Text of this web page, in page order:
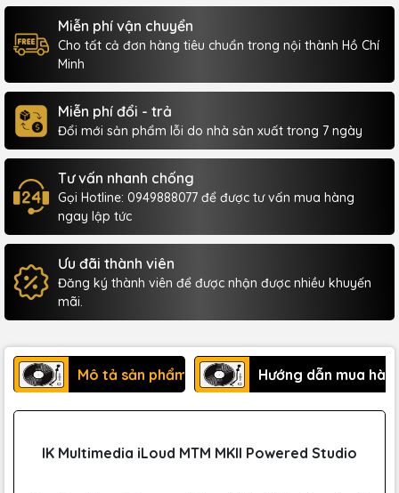
Miễn phí vận chuyển
Cho tất cả đơn hàng tiêu chuẩn trong nội thành Hồ Chí
Minh
Miễn phí đổi - trả
Đổi mới sản phẩm lỗi do nhà sản xuất trong 7 ngày
Tư vấn nhanh chống
Gọi Hotline: 0949888077 để được tư vấn mua hàng
ngay lập tức
Ưu đãi thành viên
Đăng ký thành viên để được nhận được nhiều khuyến
mãi.
Mô tả sản phẩm Hướng dẫn mua
IK Multimedia iLoud MTM MKII Powered Studio